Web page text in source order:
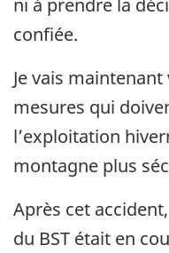
confiée.
Je vais
mesures qui
l’exploitation
montagne plus
Après cet
du BST était en